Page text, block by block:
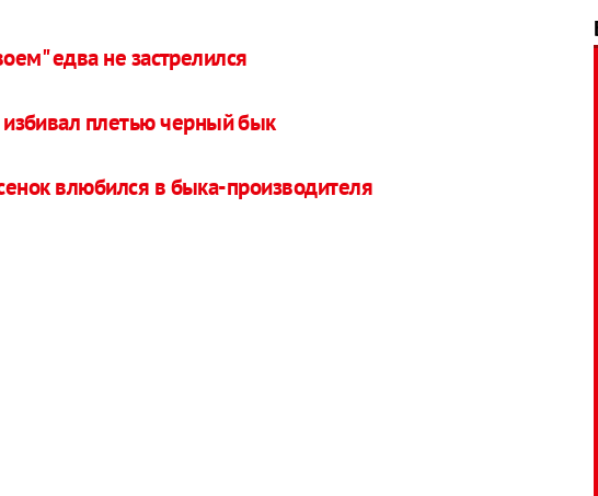
едва не застрелился
избивал плетью черный бык
влюбился в быка-производителя